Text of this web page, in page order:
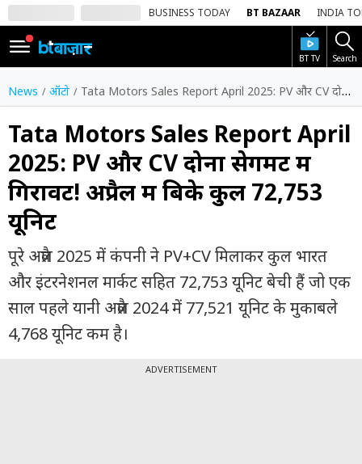
BUSINESS TODAY BT BAZAAR INDIA
BT TV Search
SIGN
IN
Dark
Mode
होम
शेयर
बाज़ार
वीडियो
ट्रेंडिंग
बिजनेस
न्यूज
News ऑटो Tata Motors Sales Report April 2025: PV और CV दोनों सेगमेंट में गिरावट! अप्रैल में बिके कुल 72,753 यूनिट
Tata Motors Sales Report April
2025: PV और CV दोनों सेगमेंट में
गिरावट! अप्रैल में बिके कुल 72,753
यूनिट
पूरे अप्रैल 2025 में कंपनी ने PV+CV मिलाकर कुल भारत
और इंटरनेशनल मार्कट सहित 72,753 यूनिट बेची हैं जो एक
साल पहले यानी अप्रैल 2024 में 77,521 यूनिट के मुकाबले
4,768 यूनिट कम है।
ADVERTISEMENT